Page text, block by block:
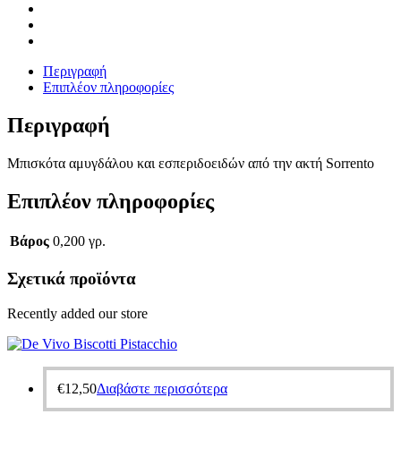
Περιγραφή
Επιπλέον πληροφορίες
Περιγραφή
Μπισκότα αμυγδάλου και εσπεριδοειδών από την ακτή Sorrento
Επιπλέον πληροφορίες
Βάρος 0,200 γρ.
Σχετικά προϊόντα
Recently added our store
€12,50Διαβάστε περισσότερα